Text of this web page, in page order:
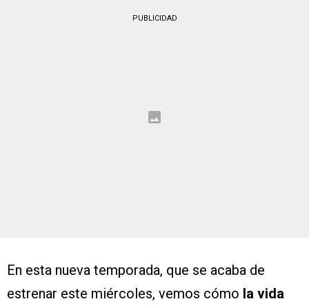
PUBLICIDAD
En esta nueva temporada, que se acaba de
estrenar este miércoles, vemos cómo la vida